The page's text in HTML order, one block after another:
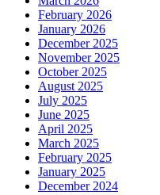
February 2026
January 2026
December 2025
November 2025
October 2025
August 2025
July 2025
June 2025
April 2025
March 2025
February 2025
January 2025
December 2024